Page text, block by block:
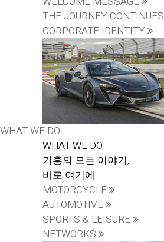
THE JOURNEY CONTINUES
CORPORATE IDENTITY
WHAT WE DO
WHAT WE DO
기흥의 모든 이야기,
바로 여기에.
MOTORCYCLE
AUTOMOTIVE
SPORTS & LEISURE
NETWORKS